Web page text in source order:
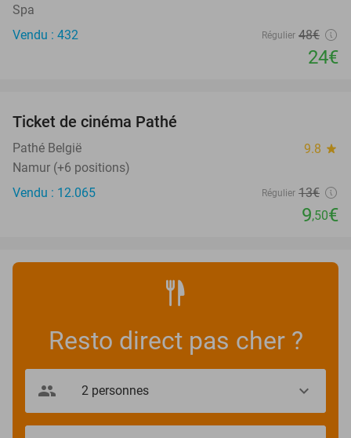
Spa
Vendu : 432
Régulier 48€
24€
Ticket de cinéma Pathé
Pathé België 9.8 star
Namur (+6 positions)
Vendu : 12.065
Régulier 13€
9,50€
Resto direct pas cher ?